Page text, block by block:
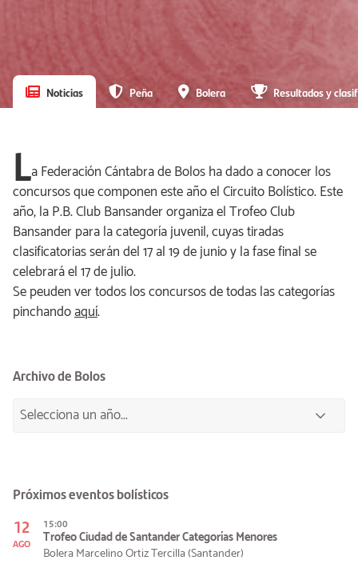
Noticias Peña Bolera Resultados y
La Federación Cántabra de Bolos ha dado a conocer los
concursos que componen este año el Circuito Bolístico. Este
año, la P.B. Club Bansander organiza el Trofeo Club
Bansander para la categoría juvenil, cuyas tiradas
clasificatorias serán del 17 al 19 de junio y la fase final se
celebrará el 17 de julio.
Se peuden ver todos los concursos de todas las categorías
pinchandoaquí.
Archivo de Bolos
Próximos eventos bolísticos
12
AGO
15:00
Trofeo Ciudad de Santander Categorías Menores
Bolera Marcelino Ortiz Tercilla (Santander)